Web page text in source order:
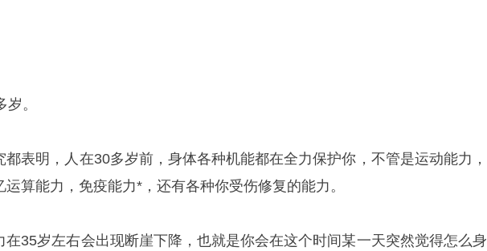
岁。
都表明，人在30多岁前，身体各种机能都在全力保护你，不管是运动能力，
运算能力，免疫能力*，还有各种你受伤修复的能力。
在35岁左右会出现断崖下降，也就是你会在这个时间某一天突然觉得怎么身